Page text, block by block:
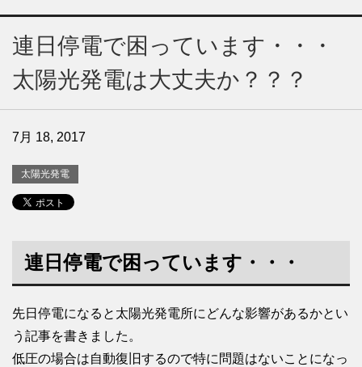
連日停電で困っています・・・
太陽光発電は大丈夫か？？？
7月 18, 2017
太陽光発電
連日停電で困っています・・・
先日停電になると太陽光発電所にどんな影響があるかとい
う記事を書きました。
低圧の場合は自動復旧するので特に問題はないことになっ